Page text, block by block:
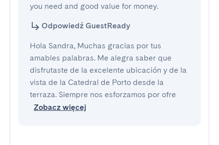
you need and good value for money.
Odpowiedź GuestReady
Hola Sandra, Muchas gracias por tus
amables palabras. Me alegra saber que
disfrutaste de la excelente ubicación y de la
vista de la Catedral de Porto desde la
terraza. Siempre nos esforzamos por ofre
Zobacz więcej